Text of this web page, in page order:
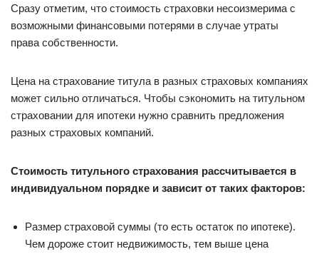
Сразу отметим, что стоимость страховки несоизмерима с
возможными финансовыми потерями в случае утраты
права собственности.
Цена на страхование титула в разных страховых компаниях
может сильно отличаться. Чтобы сэкономить на титульном
страховании для ипотеки нужно сравнить предложения
разных страховых компаний.
Стоимость титульного страхования рассчитывается в
индивидуальном порядке и зависит от таких факторов:
Размер страховой суммы (то есть остаток по ипотеке).
Чем дороже стоит недвижимость, тем выше цена